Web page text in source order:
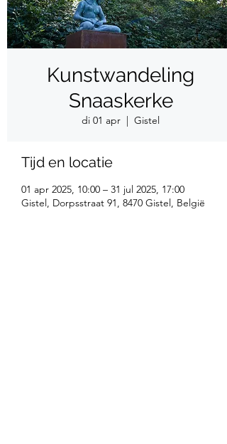
Kunstwandeling
Snaaskerke
di 01 apr
  |
Gistel
Tijd en locatie
01 apr 2025, 10:00 – 31 jul 2025, 17:00
Gistel, Dorpsstraat 91, 8470 Gistel, België